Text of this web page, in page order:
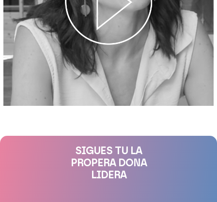
SIGUES TU LA
PROPERA DONA
LIDERA